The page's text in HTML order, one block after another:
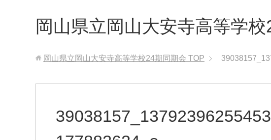
岡山県立岡山大安寺高等学
岡山県立岡山大安寺高等学校24期同期会 TOP